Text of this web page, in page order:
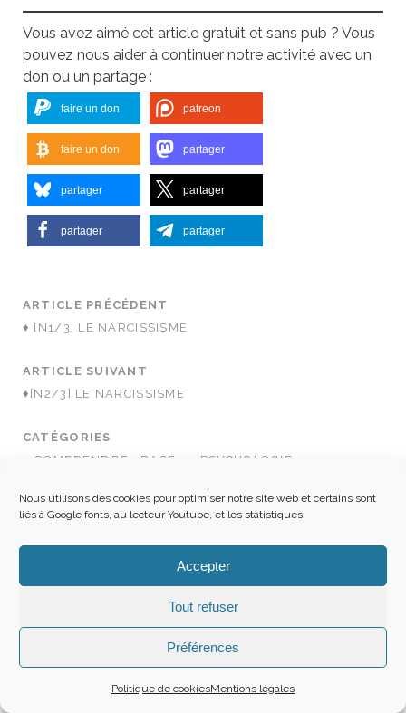
Nous utilisons des cookies pour optimiser notre site web et certains sont
liés à Google fonts, au lecteur Youtube, et les statistiques.
Accepter
Tout refuser
Préférences
Politique de cookiesMentions légales
Vous avez aimé cet article gratuit et sans pub ? Vous
pouvez nous aider à continuer notre activité avec un
don ou un partage :
faire un don patreon
faire un don partager
partager partager
partager partager
ARTICLE PRÉCÉDENT
♦ [N1/3] LE NARCISSISME
ARTICLE SUIVANT
♦[N2/3] LE NARCISSISME
CATÉGORIES
⬧ COMPRENDRE · BASE
↪ PSYCHOLOGIE
FLANEUSE